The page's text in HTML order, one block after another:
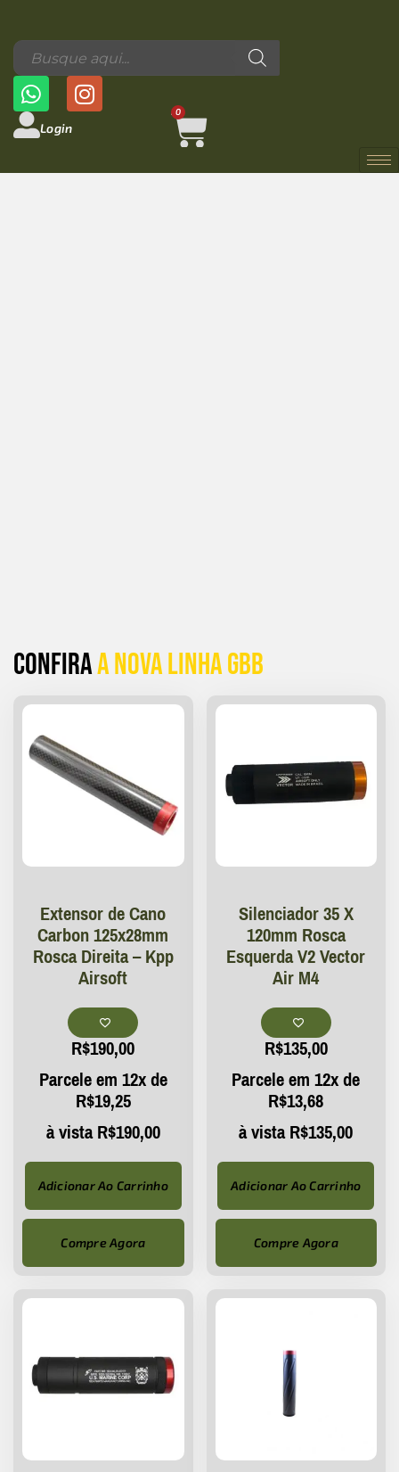
Login
0
Confiraa Nova linha GBB
Extensor de Cano
Carbon 125x28mm
Rosca Direita – Kpp
Airsoft
R$190,00
Parcele em 12x de
R$19,25
à vistaR$190,00
Adicionar Ao Carrinho
Compre Agora
Silenciador 35 X
120mm Rosca
Esquerda V2 Vector
Air M4
R$135,00
Parcele em 12x de
R$13,68
à vistaR$135,00
Adicionar Ao Carrinho
Compre Agora